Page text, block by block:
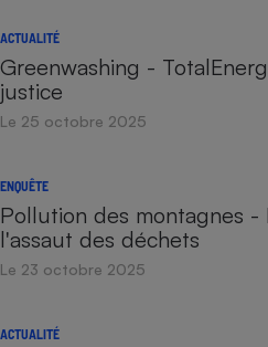
ACTUALITÉ
Greenwashing -
justice
Le 25 octobre 2025
ENQUÊTE
Pollution des montagnes -
l'assaut des déchets
Le 23 octobre 2025
ACTUALITÉ